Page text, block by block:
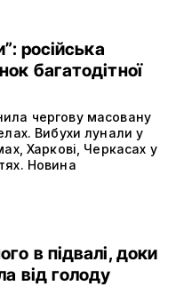
російська
багатодітної
чергову масовану
Вибухи лунали у
Харкові, Черкасах у
Новина
в підвалі, доки
від голоду